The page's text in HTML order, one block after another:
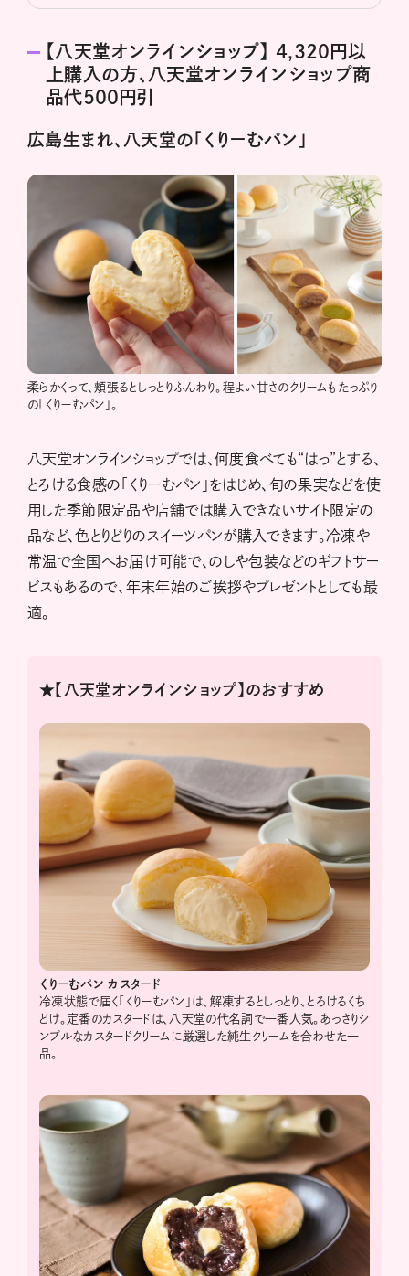
【八天堂オンラインショップ】 4,320円以
上購入の方、八天堂オンラインショップ商
品代500円引
広島生まれ、八天堂の「くりーむパン」
柔らかくって、頬張るとしっとりふんわり。程よい甘さのクリームもたっぷり
の「くりーむパン」。
八天堂オンラインショップでは、何度食べても“はっ”とする、
とろける食感の「くりーむパン」をはじめ、旬の果実などを使
用した季節限定品や店舗では購入できないサイト限定の
品など、色とりどりのスイーツパンが購入できます。冷凍や
常温で全国へお届け可能で、のしや包装などのギフトサー
ビスもあるので、年末年始のご挨拶やプレゼントとしても最
適。
★【八天堂オンラインショップ】のおすすめ
くりーむパン カスタード
冷凍状態で届く「くりーむパン」は、解凍するとしっとり、とろけるくち
どけ。定番のカスタードは、八天堂の代名詞で一番人気。あっさりシ
ンプルなカスタードクリームに厳選した純生クリームを合わせた一
品。